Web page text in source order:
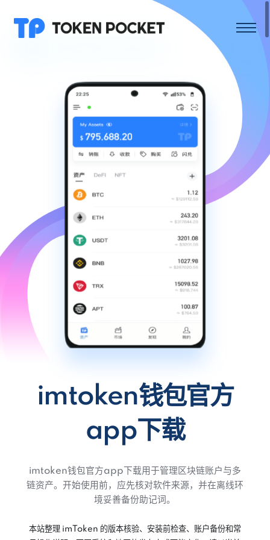
imtoken钱包官方
app下载
imtoken钱包官方app下载用于管理区块链账户与多
链资产。开始使用前，应先核对软件来源，并在离线环
境妥善备份助记词。
本站整理 imToken 的版本核验、安装前检查、账户备份和常